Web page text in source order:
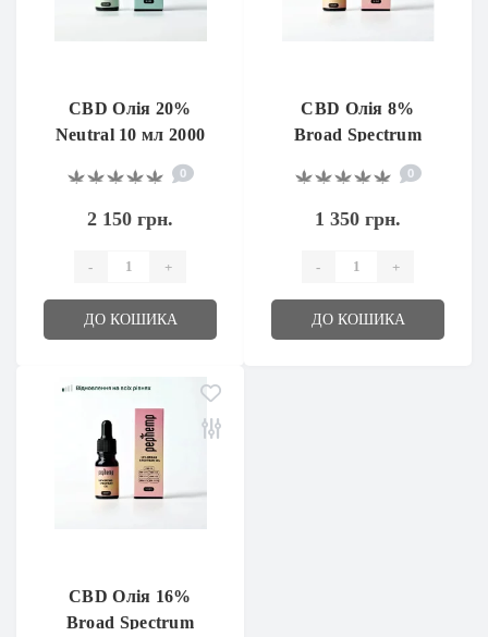
CBD Олія 20%
Neutral 10 мл 2000
0
2 150 грн.
- +
ДО КОШИКА
CBD Олія 8%
Broad Spectrum
Neutral 10 мл
0
1 350 грн.
- +
ДО КОШИКА
CBD Олія 16%
Broad Spectrum